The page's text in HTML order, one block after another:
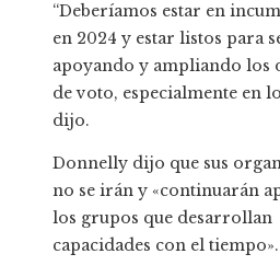
“Deberíamos estar en
en 2024 y estar listos para
apoyando y ampliando los
de voto, especialmente en
dijo.
Donnelly dijo que sus
no se irán y «continuarán
los grupos que desarrollan
capacidades con el tiempo».